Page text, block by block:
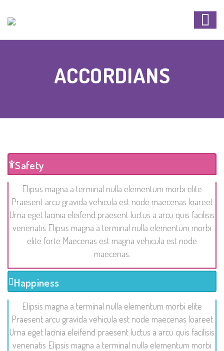
ACCORDIANS
Safety
Elipsis magna a terminal nulla elementum morbi elite
Praesent arcu gravida vehicula est node maecenas loareet
Urna eget lacinia eleifend praesent luctus a arcu quis facilisis
venenatis Elipsis magna a terminal nulla elementum morbi
elite forte Maecenas est magna vehicula est node
maecenas.
Happiness
Elipsis magna a terminal nulla elementum morbi elite
Praesent arcu gravida vehicula est node maecenas loareet
Urna eget lacinia eleifend praesent luctus a arcu quis facilisis
venenatis Elipsis magna a terminal nulla elementum morbi